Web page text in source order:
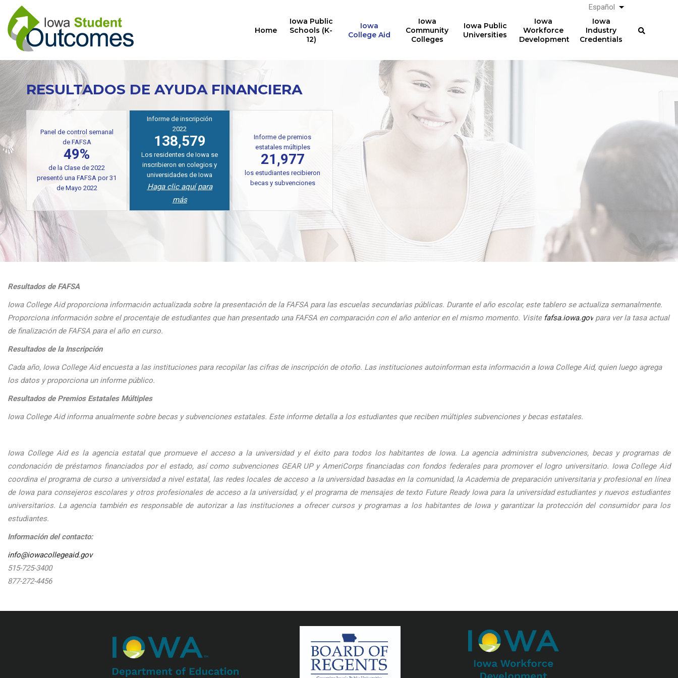
Pasar
contenido
principal
Home
Iowa Public
Schools (K-
12)
Iowa
College Aid
Iowa
Community
Colleges
Iowa Public
Universities
Iowa
Workforce
Development
Iowa
Industry
Credentials
Español List additional
RESULTADOS DE AYUDA FINANCIERA
Panel de control semanal
de FAFSA
49%
de la Clase de 2022
presentó una FAFSA por 31
de Mayo 2022
Informe de inscripción
2022
138,579
Los residentes de Iowa se
inscribieron en colegios y
universidades de Iowa
Haga clic aquí para
más
Informe de premios
estatales múltiples
21,977
los estudiantes recibieron
becas y subvenciones
Resultados de FAFSA
Iowa College Aid proporciona información actualizada sobre la presentación de la FAFSA para las escuelas secundarias públicas. Durante el año escolar, este tablero se actualiza semanalmente.
Proporciona información sobre el procentaje de estudiantes que han presentado una FAFSA en comparación con el año anterior en el mismo momento. Visite fafsa.iowa.gov para ver la tasa actual
de finalización de FAFSA para el año en curso.
Resultados de la Inscripción
Cada año, Iowa College Aid encuesta a las instituciones para recopilar las cifras de inscripción de otoño. Las instituciones autoinforman esta información a Iowa College Aid, quien luego agrega
los datos y proporciona un informe público.
Resultados de Premios Estatales Múltiples
Iowa College Aid informa anualmente sobre becas y subvenciones estatales. Este informe detalla a los estudiantes que reciben múltiples subvenciones y becas estatales.
Iowa College Aid es la agencia estatal que promueve el acceso a la universidad y el éxito para todos los habitantes de Iowa. La agencia administra subvenciones, becas y programas de
condonación de préstamos financiados por el estado, así como subvenciones GEAR UP y AmeriCorps financiadas con fondos federales para promover el logro universitario. Iowa College Aid
coordina el programa de curso a universidad a nivel estatal, las redes locales de acceso a la universidad basadas en la comunidad, la Academia de preparación universitaria y profesional en línea
de Iowa para consejeros escolares y otros profesionales de acceso a la universidad, y el programa de mensajes de texto Future Ready Iowa para la universidad estudiantes y nuevos estudiantes
universitarios. La agencia también es responsable de autorizar a las instituciones a ofrecer cursos y programas a los habitantes de Iowa y garantizar la protección del consumidor para los
estudiantes.
Información del contacto:
info@iowacollegeaid.gov
515-725-3400
877-272-4456